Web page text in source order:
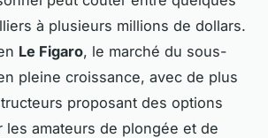
à plusieurs millions de dollars.
Le Figaro, le marché du sous-
pleine croissance, avec de plus
proposant des options
les amateurs de plongée et de